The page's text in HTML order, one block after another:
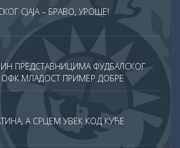
СЈАЈА – БРАВО, УРОШЕ!
ПРЕДСТАВНИЦИМА ФУДБАЛСКОГ
ОФК МЛАДОСТ ПРИМЕР ДОБРЕ
А СРЦЕМ УВЕК КОД КУЋЕ